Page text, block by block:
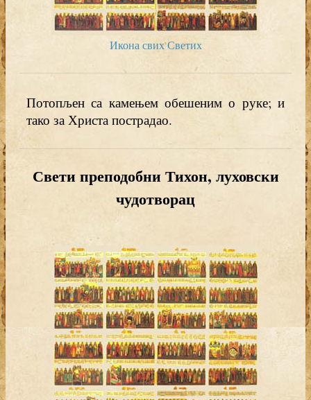
Икона свих Светих
Потопљен са камењем обешеним о руке; и
тако за Христа пострадао.
Свети преподобни Тихон, луховски
чудотворац